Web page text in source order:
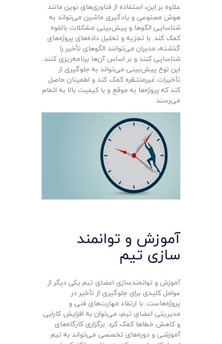
علاوه بر این، استفاده از فناوری‌های نوین مانند
هوش مصنوعی و یادگیری ماشین می‌تواند به
شناسایی الگوها و پیش‌بینی مشکلات بالقوه
کمک کند. با تجزیه و تحلیل داده‌های پروژه‌های
گذشته، مدیران می‌توانند الگوهای تأخیر را
شناسایی کنند و بر اساس آن‌ها برنامه‌ریزی کنند.
این نوع پیش‌بینی می‌تواند به جلوگیری از
تأخیرات غیرمنتظره کمک کند و اطمینان حاصل
کند که پروژه‌ها به موقع و با کیفیت بالا به اتمام
می‌رسند.
آموزش و توانمند
سازی تیم
آموزش و توانمندسازی اعضای تیم یکی دیگر از
عوامل کلیدی برای جلوگیری از تأخیر در
پروژه‌هاست. با ارتقاء مهارت‌های فنی و
مدیریتی اعضای تیم، می‌توان به افزایش کارایی
و کاهش خطاها کمک کرد. برگزاری کارگاه‌های
آموزشی و دوره‌های تخصصی می‌تواند به تیم